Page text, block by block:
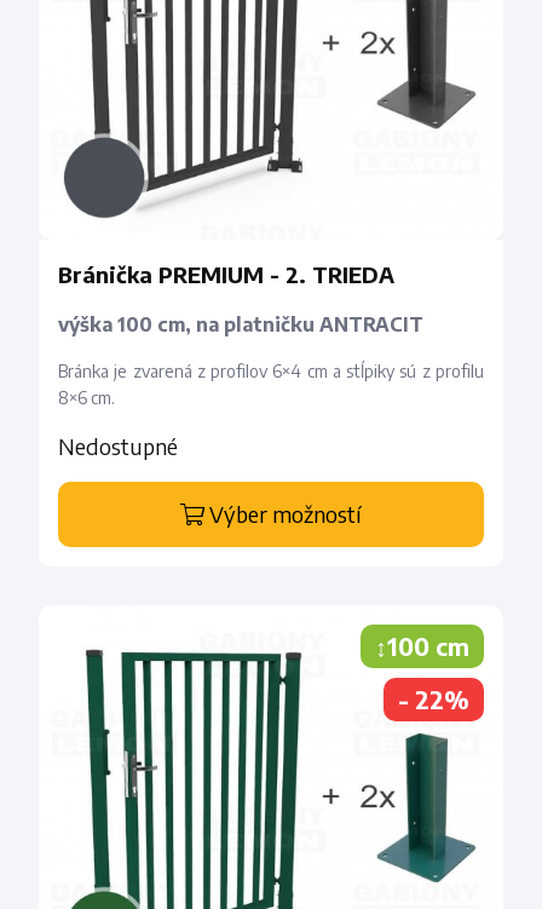
Bránička PREMIUM - 2. TRIEDA
výška 100 cm, na platničku ANTRACIT
Bránka je zvarená z profilov 6×4 cm a stĺpiky sú z profilu
8×6 cm.
Nedostupné
Výber možností
↕100 cm
- 22%